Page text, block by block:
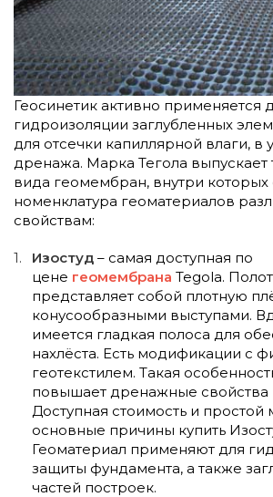
Геосинетик активно применяется
гидроизоляции заглубленных
для отсечки капиллярной влаги, в
дренажа. Марка Тегола выпускает
вида геомембран, внутри которых
номенклатура геоматериалов
свойствам:
Изостуд – самая доступная по
цене геомембрана Tegola.
представляет собой плотную
конусообразными выступами.
имеется гладкая полоса для
нахлёста. Есть модификации с
геотекстилем. Такая
повышает дренажные
Доступная стоимость и простой
основные причины купить
Геоматериал применяют для
защиты фундамента, а также
частей построек.